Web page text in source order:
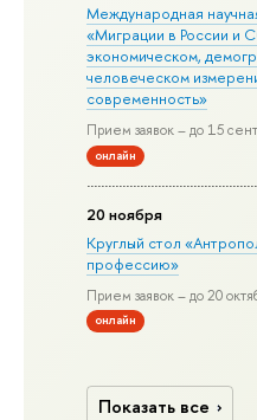
Международная
«Миграции в Росcии и
экономическом,
человеческом
современность»
Прием заявок – до 15
онлайн
20 ноября
Круглый стол
профессию»
Прием заявок – до 20
онлайн
Показать все